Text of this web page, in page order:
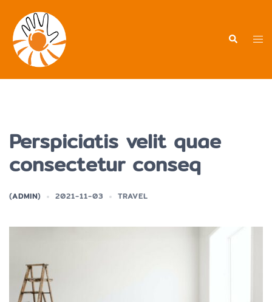
treści
Perspiciatis velit quae
consectetur conseq
(ADMIN) 2021-11-03 TRAVEL